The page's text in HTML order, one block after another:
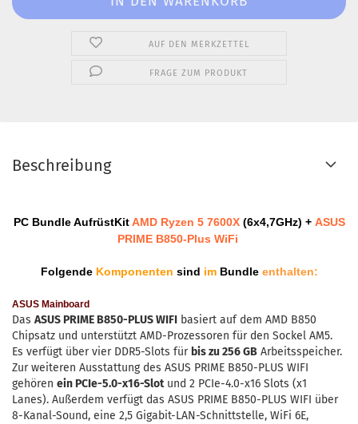
AUF DEN MERKZETTEL
FRAGE ZUM PRODUKT
Beschreibung
PC Bundle AufrüstKitAMD Ryzen 5 7600X (6x4,7GHz) + ASUS
PRIME B850-Plus WiFi
FolgendeKomponenten sind im Bundle enthalten:
ASUS Mainboard
Das ASUS PRIME B850-PLUS WIFI basiert auf dem AMD B850
Chipsatz und unterstützt AMD-Prozessoren für den Sockel AM5.
Es verfügt über vier DDR5-Slots für bis zu 256 GB Arbeitsspeicher.
Zur weiteren Ausstattung des ASUS PRIME B850-PLUS WIFI
gehören ein PCIe-5.0-x16-Slotund 2 PCIe-4.0-x16 Slots (x1
Lanes). Außerdem verfügt das ASUS PRIME B850-PLUS WIFI über
8-Kanal-Sound, eine 2,5 Gigabit-LAN-Schnittstelle, WiFi 6E,